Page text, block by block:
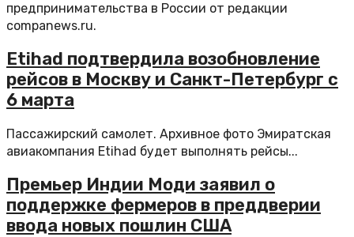
предпринимательства в России от редакции
companews.ru.
Etihad подтвердила возобновление
рейсов в Москву и Санкт-Петербург с
6 марта
Пассажирский самолет. Архивное фото Эмиратская
авиакомпания Etihad будет выполнять рейсы...
Премьер Индии Моди заявил о
поддержке фермеров в преддверии
ввода новых пошлин США